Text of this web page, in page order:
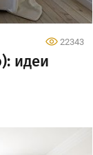
22343
идеи